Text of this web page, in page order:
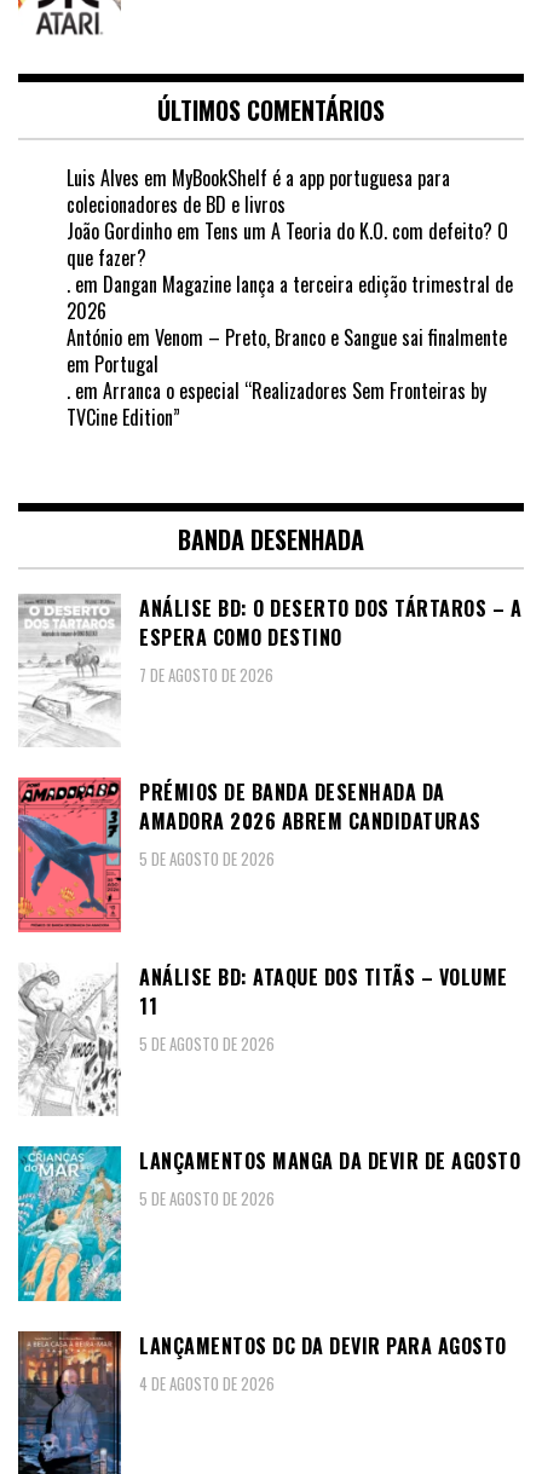
ÚLTIMOS COMENTÁRIOS
Luis Alves em MyBookShelf é a app portuguesa para
colecionadores de BD e livros
João Gordinho em Tens um A Teoria do K.O. com defeito? O
que fazer?
. em Dangan Magazine lança a terceira edição trimestral de
2026
António em Venom – Preto, Branco e Sangue sai finalmente
em Portugal
. em Arranca o especial “Realizadores Sem Fronteiras by
TVCine Edition”
BANDA DESENHADA
ANÁLISE BD: O DESERTO DOS TÁRTAROS – A
ESPERA COMO DESTINO
7 DE AGOSTO DE 2026
PRÉMIOS DE BANDA DESENHADA DA
AMADORA 2026 ABREM CANDIDATURAS
5 DE AGOSTO DE 2026
ANÁLISE BD: ATAQUE DOS TITÃS – VOLUME
11
5 DE AGOSTO DE 2026
LANÇAMENTOS MANGA DA DEVIR DE AGOSTO
5 DE AGOSTO DE 2026
LANÇAMENTOS DC DA DEVIR PARA AGOSTO
4 DE AGOSTO DE 2026